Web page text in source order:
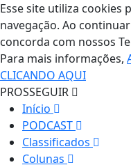
Esse site utiliza cookies
navegação. Ao
concorda com nossos
Para mais informações,
CLICANDO AQUI
PROSSEGUIR
Início
PODCAST
Classificados
Colunas